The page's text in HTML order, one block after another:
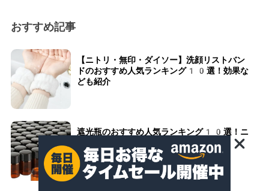
おすすめ記事
【ニトリ・無印・ダイソー】洗顔リストバン
ドのおすすめ人気ランキング10選！効果な
ども紹介
遮光瓶のおすすめ人気ランキング10選！ニ
トリや無印、ダイソーなどどこで売ってる？